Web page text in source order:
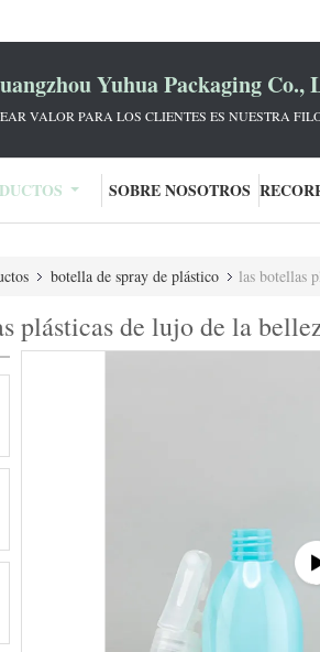
Yuhua Packaging Co.,
VALOR PARA LOS CLIENTES ES NUESTRA
SOBRE NOSOTROS
botella de spray de plástico las botellas
plásticas de lujo de la